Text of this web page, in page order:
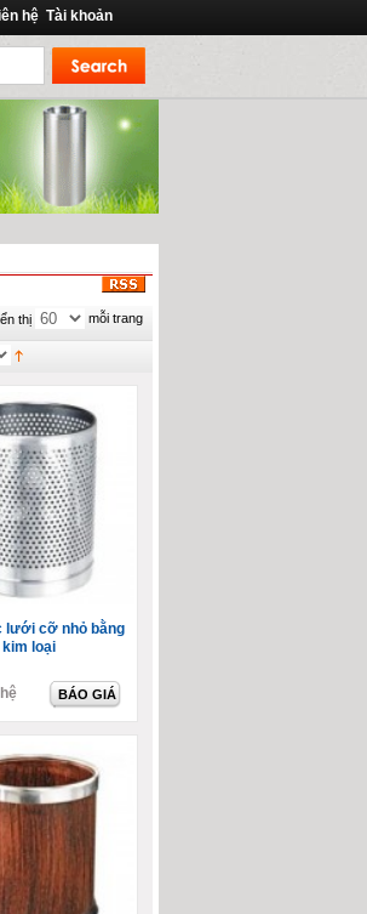
hệ Tài khoản
thị mỗi trang
lưới cỡ nhỏ bằng
kim loại
BÁO GIÁ